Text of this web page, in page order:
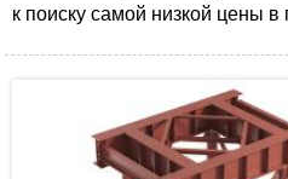
к поиску самой низкой цены в